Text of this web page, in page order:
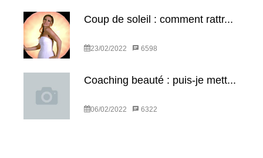
Coup de soleil : comment rattr...
23/02/2022 6598
Coaching beauté : puis-je mett...
06/02/2022 6322